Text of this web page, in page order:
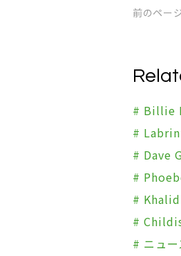
前のペー
# Billie
#
# Dave
#
# Khalid
#
# ニュー